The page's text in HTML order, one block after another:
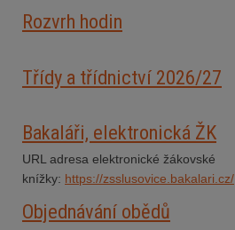
Rozvrh hodin
Třídy a třídnictví 2026/27
Bakaláři, elektronická ŽK
URL adresa elektronické žákovské
knížky: https://zsslusovice.bakalari.cz/
Objednávání obědů